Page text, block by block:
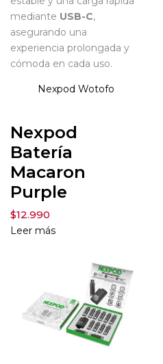
mediante USB-C,
asegurando una
experiencia prolongada y
cómoda en cada uso.
Nexpod Wotofo
Nexpod
Batería
Macaron
Purple
$12.990
Leer más